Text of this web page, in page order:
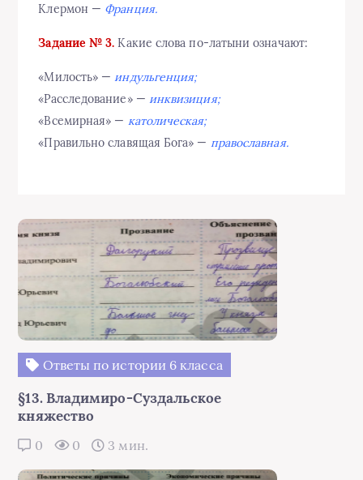
Клермон — Франция.
Задание № 3. Какие слова по-латыни означают:
«Милость» —индульгенция;
«Расследование» — инквизиция;
«Всемирная» — католическая;
«Правильно славящая Бога» — православная.
Ответы по истории 6 класса
§13. Владимиро-Суздальское
княжество
0 0 3 мин.